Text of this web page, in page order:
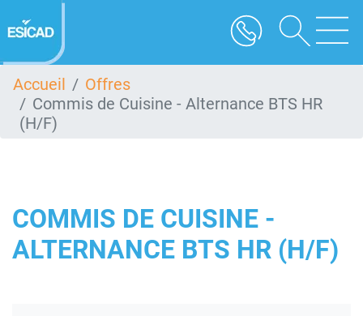
au
contenu
Accueil
Offres
Commis de Cuisine - Alternance BTS HR
(H/F)
COMMIS DE CUISINE -
ALTERNANCE BTS HR (H/F)